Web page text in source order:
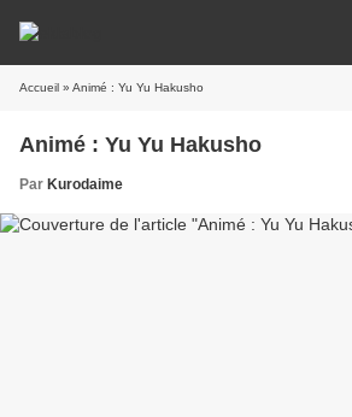
Accueil » Animé : Yu Yu Hakusho
Animé : Yu Yu Hakusho
Par Kurodaime